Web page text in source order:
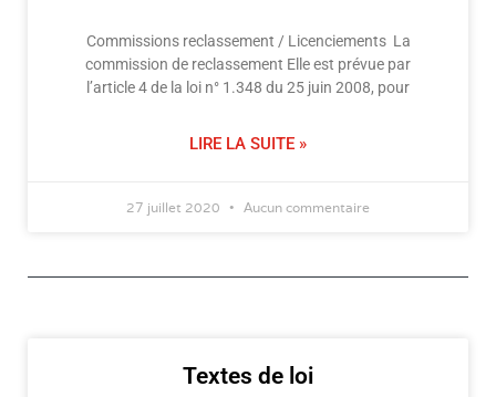
Commissions reclassement / Licenciements ​ La
commission de reclassement Elle est prévue par
l’article 4 de la loi n° 1.348 du 25 juin 2008, pour
LIRE LA SUITE »
27 juillet 2020 Aucun commentaire
Textes de loi